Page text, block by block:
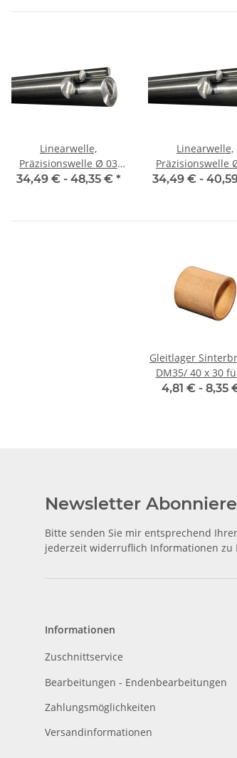
Linearwelle,
Präzisionswelle Ø 03
mm, je m ± 5 mm,
34,49 € - 48,35 € *
Linearwelle,
Präzisionswelle Ø 04
mm, je m ± 5
34,49 € -
Gleitlager
DM35/ 40 x 30
mm Welle
4,81 € - 8,35
Newsletter
Bitte senden Sie mir entsprechend Ihrer
jederzeit widerruflich Informationen
Informationen
Zuschnittservice
Bearbeitungen - Endenbearbeitungen
Zahlungsmöglichkeiten
Versandinformationen